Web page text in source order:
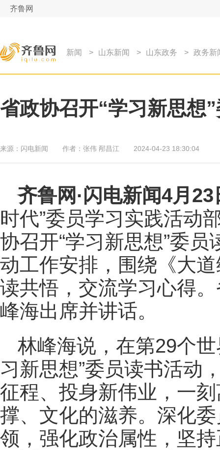
齐鲁网
新闻 > 山东新闻 > 山东政务 > 政务新
省政协召开“学习新思想
来源： 闪电新闻 作者： 张伟 邴昌江 2024-04-23 18:30:04
齐鲁网 ·闪电新闻4月23
时代”委员学习实践活动
协召开“学习新思想”委
动工作安排，围绕《大
读共悟，交流学习心得
峰海出席并讲话。
林峰海说，在第29个
习新思想”委员读书活动
征程、投身新伟业，一
撑、文化的滋养。深化
领，强化政治属性，坚